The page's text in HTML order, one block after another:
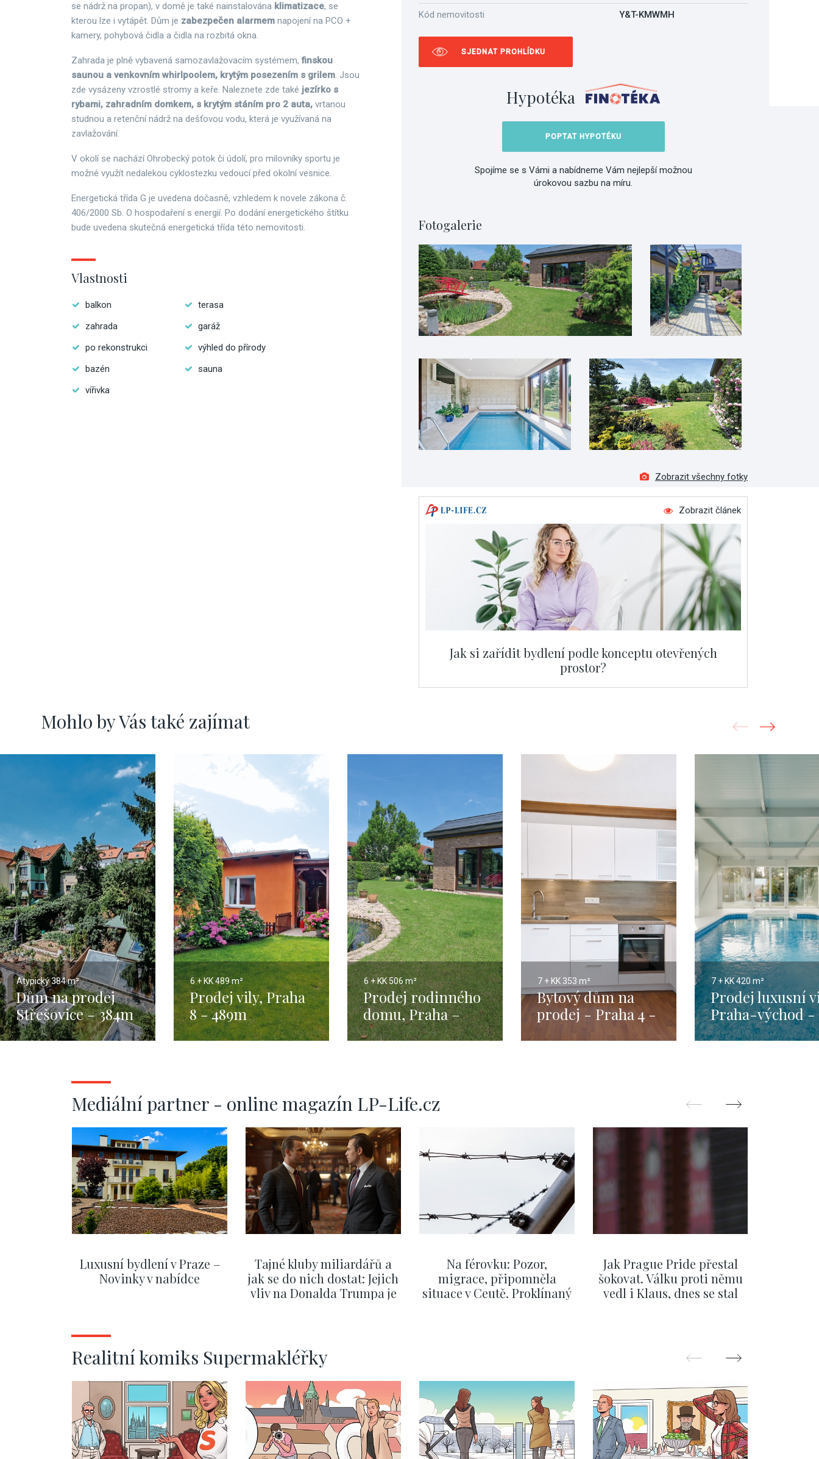
Kód nemovitosti
Y&T-KMWMH
SJEDNAT PROHLÍDKU
Hypotéka
POPTAT HYPOTÉKU
Spojíme se s Vámi a nabídneme Vám nejlepší možnou
úrokovou sazbu na míru.
Fotogalerie
Zobrazit všechny fotky
Zobrazit článek
Jak si zařídit bydlení podle konceptu otevřených
prostor?
se nádrž na propan), v domě je také nainstalována klimatizace, se
kterou lze i vytápět. Dům je zabezpečen alarmem napojení na PCO +
kamery, pohybová čidla a čidla na rozbitá okna.
Zahrada je plně vybavená samozavlažovacím systémem, finskou
saunou a venkovním whirlpoolem, krytým posezením s grilem. Jsou
zde vysázeny vzrostlé stromy a keře. Naleznete zde také jezírko s
rybami, zahradním domkem, s krytým stáním pro 2 auta, vrtanou
studnou a retenční nádrž na dešťovou vodu, která je využívaná na
zavlažování.
V okolí se nachází Ohrobecký potok či údolí, pro milovníky sportu je
možné využít nedalekou cyklostezku vedoucí před okolní vesnice.
Energetická třída G je uvedena dočasně, vzhledem k novele zákona č.
406/2000 Sb. O hospodaření s energií. Po dodání energetického štítku
bude uvedena skutečná energetická třída této nemovitosti.
Vlastnosti
balkon
terasa
zahrada
garáž
po rekonstrukci
výhled do přírody
bazén
sauna
vířivka
Mohlo by Vás také zajímat
Atypický384 m²
Dům na prodej
Střešovice - 384m
6 + KK489 m²
Prodej vily, Praha
8 - 489m
6 + KK506 m²
Prodej rodinného
domu, Praha –
západ, 506m
7 + KK 353 m²
Bytový dům na
prodej - Praha 4 -
Hodkovičky
7 + KK420 m²
Prodej luxusní
Praha-východ -
420m
Mediální partner - online magazín LP-Life.cz
Luxusní bydlení v Praze –
Novinky v nabídce
Tajné kluby miliardářů a
jak se do nich dostat: Jejich
vliv na Donalda Trumpa je
Na férovku: Pozor,
migrace, připomněla
situace v Ceutě. Proklínaný
Jak Prague Pride přestal
šokovat. Válku proti němu
vedl i Klaus, dnes se stal
Realitní komiks Supermakléřky